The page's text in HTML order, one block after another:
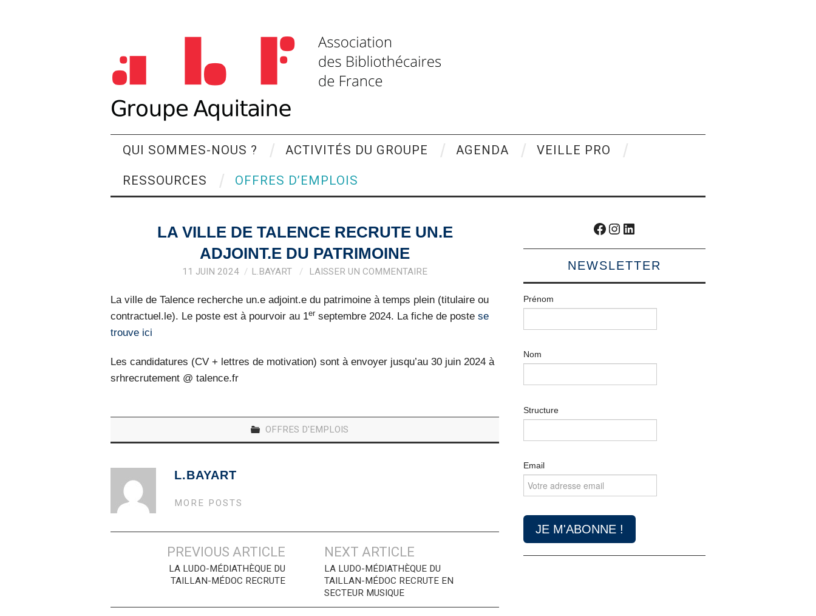
QUI SOMMES-NOUS ? ACTIVITÉS DU GROUPE AGENDA VEILLE PRO
RESSOURCES OFFRES D’EMPLOIS
LA VILLE DE TALENCE RECRUTE UN.E
ADJOINT.E DU PATRIMOINE
11 JUIN 2024 L.BAYART LAISSER UN COMMENTAIRE
La ville de Talence recherche un.e adjoint.e du patrimoine à temps plein (titulaire ou
contractuel.le). Le poste est à pourvoir au 1er septembre 2024. La fiche de poste se
trouve ici
Les candidatures (CV + lettres de motivation) sont à envoyer jusqu’au 30 juin 2024 à
srhrecrutement @ talence.fr
OFFRES D'EMPLOIS
L.BAYART
MORE POSTS
NavigationPREVIOUS ARTICLE
LA LUDO-MÉDIATHÈQUE DU
TAILLAN-MÉDOC RECRUTE
NEXT ARTICLE
LA LUDO-MÉDIATHÈQUE DU
TAILLAN-MÉDOC RECRUTE EN
SECTEUR MUSIQUE
Facebook
Instagram
LinkedIn
NEWSLETTER
Prénom
Nom
Structure
Email